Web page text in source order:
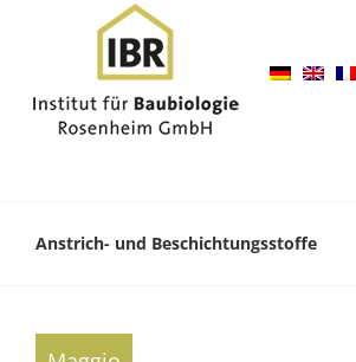
Anstrich- und Beschichtungsstoffe